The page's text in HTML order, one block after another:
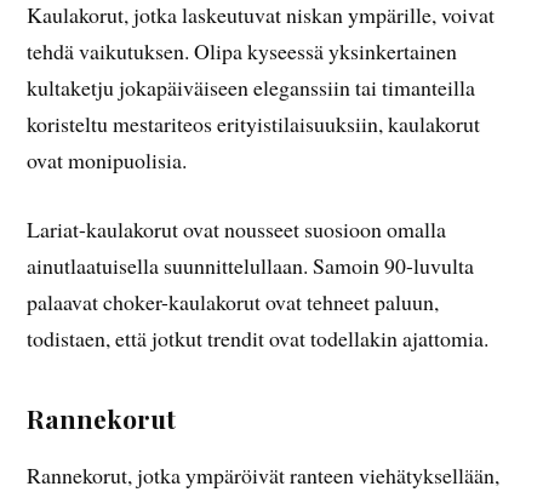
Kaulakorut, jotka laskeutuvat niskan ympärille, voivat
tehdä vaikutuksen. Olipa kyseessä yksinkertainen
kultaketju jokapäiväiseen eleganssiin tai timanteilla
koristeltu mestariteos erityistilaisuuksiin, kaulakorut
ovat monipuolisia.
Lariat-kaulakorut ovat nousseet suosioon omalla
ainutlaatuisella suunnittelullaan. Samoin 90-luvulta
palaavat choker-kaulakorut ovat tehneet paluun,
todistaen, että jotkut trendit ovat todellakin ajattomia.
Rannekorut
Rannekorut, jotka ympäröivät ranteen viehätyksellään,